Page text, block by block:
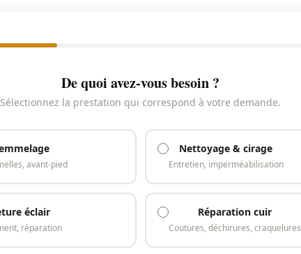
De quoi avez-vous besoin ?
Sélectionnez la prestation qui correspond à votre demande.
avant-pied
Nettoyage & cirage
Entretien, imperméabilisation
éclair
réparation
Réparation cuir
Coutures, déchirures, craquelures